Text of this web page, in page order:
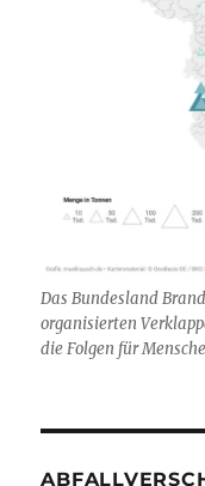
Das Bundesland
organisierten
die Folgen für